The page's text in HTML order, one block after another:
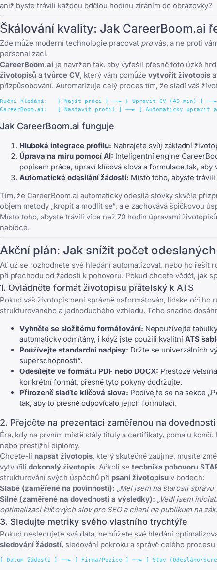
aniž byste trávili každou bdělou hodinu zíráním do obrazovky?
Škálování kvality: Jak CareerBoom.ai
Zde může moderní technologie pracovat provás, a ne proti
personalizací.
CareerBoom.ai je navržen tak, aby vyřešil přesně toto úzké
životopisů a tvůrce CV, který vám pomůže vytvořit životopis
přizpůsobování. Automatizuje celý proces tím, že sladí váš
Ruční hledání:   [ Najít práci ] ──► [ Upravit CV (45 min) ] ──►
Jak CareerBoom.ai funguje
Hluboká integrace profilu: Nahrajete svůj základní
Úprava na míru pomocí AI: Inteligentní engine
popisem práce, upraví klíčová slova a formulace tak, aby
Automatické odesílání žádostí: Místo toho, abyste
Tím, že CareerBoom.ai automaticky odesílá stovky skvěle
objem metody „kropit a modlit se“, ale zachovává špičkovou
Místo toho, abyste trávili více než 70 hodin úpravami
nabídce.
Akční plán: Jak snížit počet
Ať už se rozhodnete své hledání automatizovat, nebo ho řešit
při přechodu od žádosti k pohovoru. Pokud chcete vědět, jak
1. Ovládněte formát životopisu přátelský k ATS
Pokud váš životopis není správně naformátován, lidské oči ho
strukturovaného a jednoduchého vzhledu. Toho snadno
Vyhněte se složitému formátování: Nepoužívejte
automaticky odmítány, i když jste použili kvalitní ATS
Používejte standardní nadpisy: Držte se univerzálních
superschopnosti“.
Odesílejte ve formátu PDF nebo DOCX: Přestože
konkrétní formát, přesně tyto pokyny dodržujte.
Přirozeně slaďte klíčová slova: Podívejte se na sekce
tak, aby to přesně odpovídalo jejich formulaci.
2. Přejděte na prezentaci zaměřenou na dovednosti
Éra, kdy na prvním místě stály tituly a certifikáty, pomalu
nebo prestižní diplomy.
Chcete-li napsat životopis, který skutečně zaujme, musíte
vytvořili dokonalý životopis. Ačkoli se technika pohovoru
strukturování svých úspěchů při psaní životopisu v bodech:
Slabé (zaměřené na povinnosti): „Měl jsem na starosti
Silné (zaměřené na dovednosti a výsledky): „Vedl jsem
optimalizaci klíčových slov pro SEO a cílení na publikum na
3. Sledujte metriky svého vlastního trychtýře
Pokud nesledujete svá data, nemůžete své hledání
sledování žádostí, sledování pokroku a správě celého